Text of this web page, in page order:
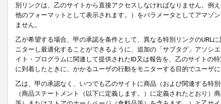
別リンクは、乙のサイトから直接アクセスしなければなりません。例
他のフォーマットとして表示されます。）をパラメータとしてアマゾ
ません。
乙が希望する場合、甲の承認を条件として、異なる特別リンクのURL
ニターし最適化することができるように、追加の「サブタグ」アソシ
イト・プログラムに関連して提供されたID又は報告を、乙のサイトの
に到着したときに、かかるユーザの行動をモニターする目的でユーザ
乙は、甲の承認なく、いつでも乙のサイトに商品（および関連する特
（商品ステートメント（以下に定義します。）に定義されたとおり